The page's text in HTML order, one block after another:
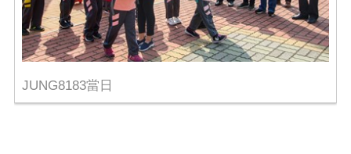
JUNG8183當日